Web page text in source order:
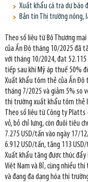
Xuất khẩu cá tra dự báo
Bản tin Thị trường nông,
Theo số liệu từ Bộ Thương
của Ấn Độ tháng 10/2025 đã
với tháng 10/2024, đạt
tiếp sau khi Mỹ áp thuế 50%
Xuất khẩu tôm thẻ của Ấn Độ
tháng 7/2025 và giảm 5% so
thị trường xuất khẩu tôm thẻ
Theo số liệu từ Công ty Platts
vỏ, bỏ chỉ lưng, còn đuôi tiêu
7.275 USD/tấn vào ngày 17/
6.912 USD/tấn, tăng 113
Xuất khẩu tăng được thúc đẩy
Việt Nam và Bỉ, cùng nhiều
và đang đa dạng hóa thị